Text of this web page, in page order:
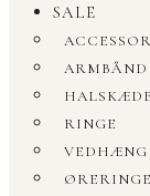
SALE
ARMBÅND
RINGE
VEDHÆNG
ØRERINGE